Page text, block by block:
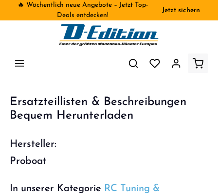
🔥 Wöchentlich neue Angebote – Jetzt Top-
Deals entdecken!
Jetzt sichern
Ersatzteillisten & Beschreibungen
Bequem Herunterladen
Hersteller:
Proboat
In unserer Kategorie RC Tuning &